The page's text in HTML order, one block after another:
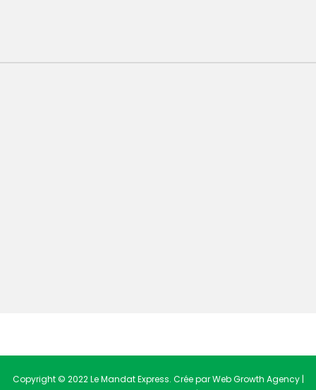
Copyright © 2022 Le Mandat Express. Crée par Web Growth Agency |